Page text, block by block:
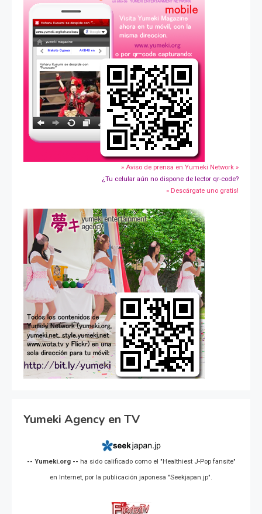
» Aviso de prensa en Yumeki Network »
¿Tu celular aún no dispone de lector qr-code?
» Descárgate uno gratis!
Yumeki Agency en TV
-- Yumeki.org -- ha sido calificado como el "Healthiest J-Pop fansite"
en Internet, por la publicación japonesa "Seekjapan.jp".